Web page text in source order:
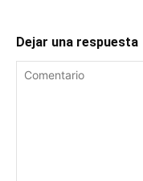
Dejar una respuesta